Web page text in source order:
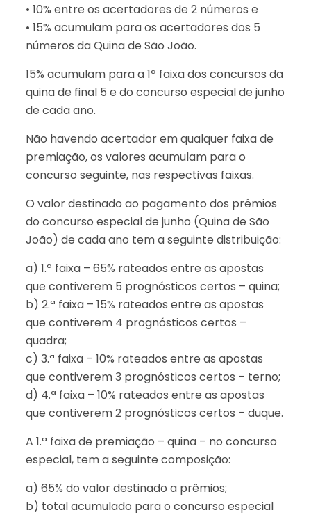
• 10% entre os acertadores de 2 números e
• 15% acumulam para os acertadores dos 5
números da Quina de São João.
15% acumulam para a 1ª faixa dos concursos da
quina de final 5 e do concurso especial de junho
de cada ano.
Não havendo acertador em qualquer faixa de
premiação, os valores acumulam para o
concurso seguinte, nas respectivas faixas.
O valor destinado ao pagamento dos prêmios
do concurso especial de junho (Quina de São
João) de cada ano tem a seguinte distribuição:
a) 1.ª faixa – 65% rateados entre as apostas
que contiverem 5 prognósticos certos – quina;
b) 2.ª faixa – 15% rateados entre as apostas
que contiverem 4 prognósticos certos –
quadra;
c) 3.ª faixa – 10% rateados entre as apostas
que contiverem 3 prognósticos certos – terno;
d) 4.ª faixa – 10% rateados entre as apostas
que contiverem 2 prognósticos certos – duque.
A 1.ª faixa de premiação – quina – no concurso
especial, tem a seguinte composição:
a) 65% do valor destinado a prêmios;
b) total acumulado para o concurso especial